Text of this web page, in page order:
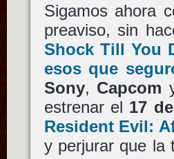
Sigamos ahora
preaviso, sin
Shock Till You
esos que
Sony, Capcom
estrenar el 17
Resident Evil:
y perjurar que la